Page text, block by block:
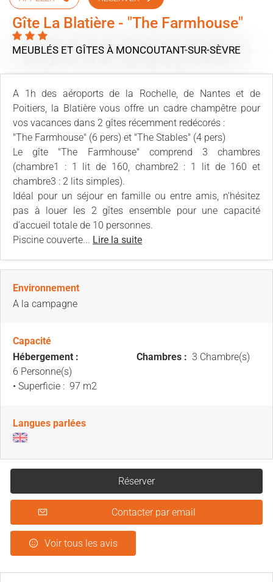
Gîte La Blatière - "The Farmhouse"
MEUBLÉS ET GÎTES À MONCOUTANT-SUR-SÈVRE
A 1h des aéroports de la Rochelle, de Nantes et de
Poitiers, la Blatière vous offre un cadre champêtre pour
vos vacances dans 2 gîtes récemment redécorés :
"The Farmhouse" (6 pers) et "The Stables" (4 pers)
Le gîte "The Farmhouse" comprend 3 chambres
(chambre1 : 1 lit de 160, chambre2 : 1 lit de 160 et
chambre3 : 2 lits simples).
Idéal pour un séjour en famille ou entre amis, n'hésitez
pas à louer les 2 gîtes ensemble pour une capacité
d'accueil totale de 10 personnes.
Piscine couverte... Lire la suite
Environnement
A la campagne
Capacité
Hébergement :
6 Personne(s)
• Superficie : 97 m2
Chambres : 3 Chambre(s)
Langues parlées
Réserver
Contacter par email
Voir tous les avis